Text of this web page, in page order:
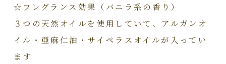
☆フレグランス効果（バニラ系の香り）
３つの天然オイルを使用していて、アルガンオ
イル・亜麻仁油・サイぺラスオイルが入ってい
ます